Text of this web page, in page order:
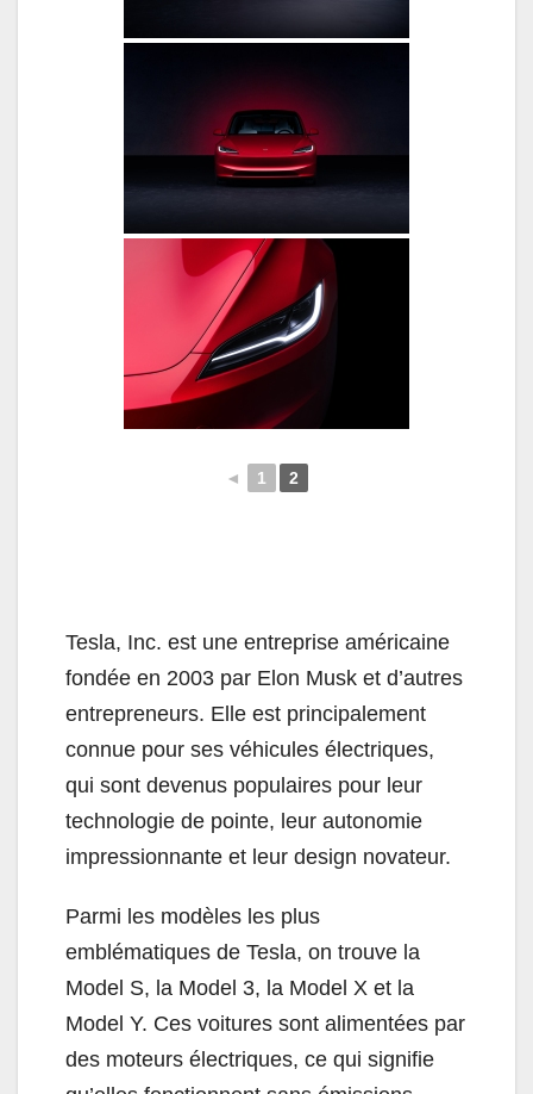
◄ 1 2
Tesla, Inc. est une entreprise américaine
fondée en 2003 par Elon Musk et d’autres
entrepreneurs. Elle est principalement
connue pour ses véhicules électriques,
qui sont devenus populaires pour leur
technologie de pointe, leur autonomie
impressionnante et leur design novateur.
Parmi les modèles les plus
emblématiques de Tesla, on trouve la
Model S, la Model 3, la Model X et la
Model Y. Ces voitures sont alimentées par
des moteurs électriques, ce qui signifie